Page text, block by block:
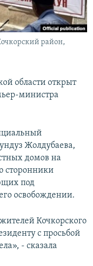
район,
области открыт
министра
Жолдубаева,
домов на
сторонники
под
освобождении.
Кочкорского
с просьбой
- сказала